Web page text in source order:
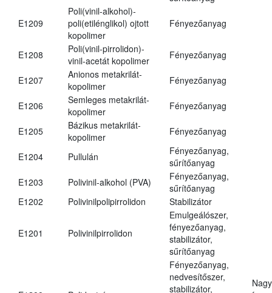
E1209
Poli(vinil-alkohol)-
poli(etilénglikol) ojtott
kopolimer
Fényezőanyag
E1208
Poli(vinil-pirrolidon)-
vinil-acetát kopolimer
Fényezőanyag
E1207
Anionos metakrilát-
kopolimer
Fényezőanyag
E1206
Semleges metakrilát-
kopolimer
Fényezőanyag
E1205
Bázikus metakrilát-
kopolimer
Fényezőanyag
E1204 Pullulán
Fényezőanyag,
sűrítőanyag
E1203
Polivinil-alkohol (PVA)
Fényezőanyag,
sűrítőanyag
E1202
Polivinilpolipirrolidon Stabilizátor
E1201 Polivinilpirrolidon
Emulgeálószer,
fényezőanyag,
stabilizátor,
sűrítőanyag
Fényezőanyag,
nedvesítőszer,
stabilizátor,